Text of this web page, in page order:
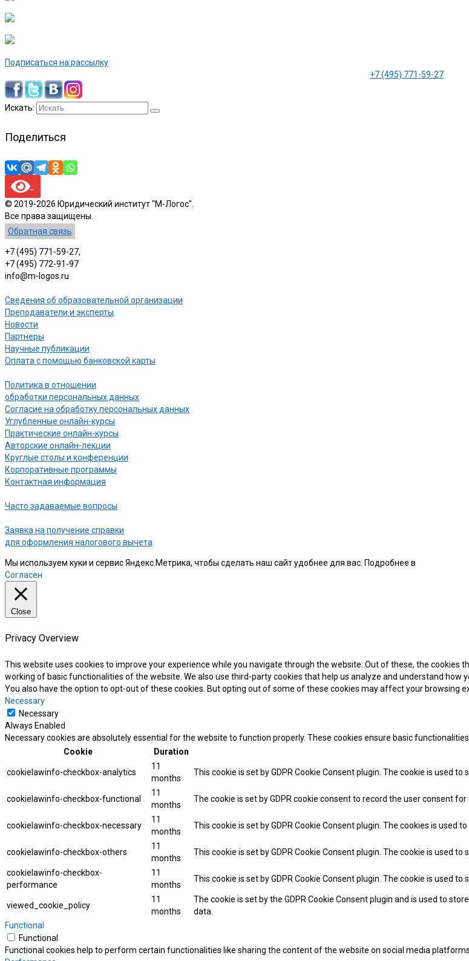
Подписаться на рассылку
+7 (495) 771-59-27
Искать:
Поделиться
© 2019-2026 Юридический институт "М-Логос".
Все права защищены.
Обратная связь
+7 (495) 771-59-27,
+7 (495) 772-91-97
info@m-logos.ru
Сведения об образовательной организации
Преподаватели и эксперты
Новости
Партнеры
Научные публикации
Оплата с помощью банковской карты
Политика в отношении
обработки персональных данных
Согласие на обработку персональных данных
Углубленные онлайн-курсы
Практические онлайн-курсы
Авторские онлайн-лекции
Круглые столы и конференции
Корпоративные программы
Контактная информация
Часто задаваемые вопросы
Заявка на получение справки
для оформления налогового вычета
Мы используем куки и сервис Яндекс.Метрика, чтобы сделать наш сайт удобнее для вас. Подробнее в
Согласен
Close
Privacy Overview
This website uses cookies to improve your experience while you navigate through the website. Out of these, the
working of basic functionalities of the website. We also use third-party cookies that help us analyze and understand how
You also have the option to opt-out of these cookies. But opting out of some of these cookies may affect your browsing
Necessary
Necessary
Always Enabled
Necessary cookies are absolutely essential for the website to function properly. These cookies ensure basic
Cookie
Duration
cookielawinfo-checkbox-analytics
11
months
This cookie is set by GDPR Cookie Consent plugin. The cookie is used
cookielawinfo-checkbox-functional
11
months
The cookie is set by GDPR cookie consent to record the user consent
cookielawinfo-checkbox-necessary
11
months
This cookie is set by GDPR Cookie Consent plugin. The cookies is
cookielawinfo-checkbox-others
11
months
This cookie is set by GDPR Cookie Consent plugin. The cookie is used
cookielawinfo-checkbox-
performance
11
months
This cookie is set by GDPR Cookie Consent plugin. The cookie is used
viewed_cookie_policy
11
months
The cookie is set by the GDPR Cookie Consent plugin and is used to
data.
Functional
Functional
Functional cookies help to perform certain functionalities like sharing the content of the website on social media